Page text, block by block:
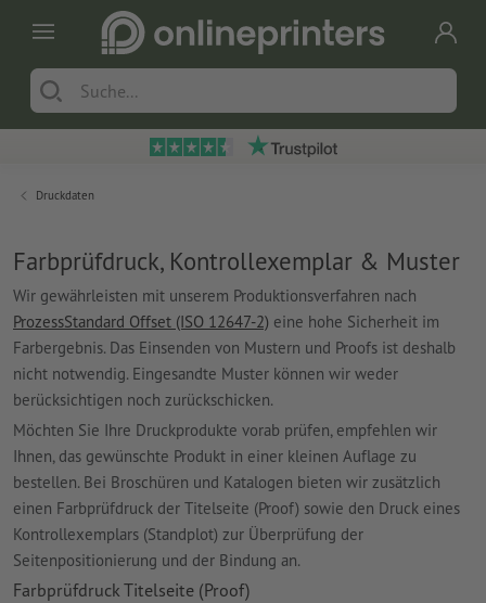
Druckdaten
Farbprüfdruck, Kontrollexemplar & Muster
Wir gewährleisten mit unserem Produktionsverfahren nach
ProzessStandard Offset (ISO 12647-2) eine hohe Sicherheit im
Farbergebnis. Das Einsenden von Mustern und Proofs ist deshalb
nicht notwendig. Eingesandte Muster können wir weder
berücksichtigen noch zurückschicken.
Möchten Sie Ihre Druckprodukte vorab prüfen, empfehlen wir
Ihnen, das gewünschte Produkt in einer kleinen Auflage zu
bestellen. Bei Broschüren und Katalogen bieten wir zusätzlich
einen Farbprüfdruck der Titelseite (Proof) sowie den Druck eines
Kontrollexemplars (Standplot) zur Überprüfung der
Seitenpositionierung und der Bindung an.
Farbprüfdruck Titelseite (Proof)